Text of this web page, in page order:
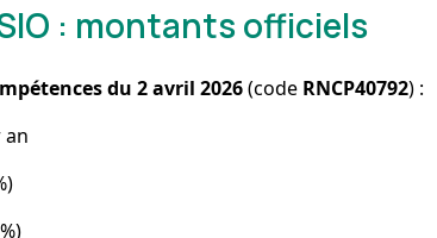
: montants officiels
du 2 avril 2026(code RNCP40792) :
an